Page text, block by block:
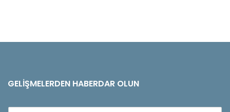
GELIŞMELERDEN HABERDAR OLUN